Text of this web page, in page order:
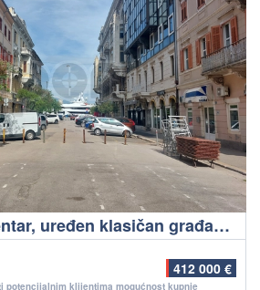
Rijeka, strogi centar, uređen klasičan građanski stan na traženoj lokaciji!
412 000 €
potencijalnim klijentima mogućnost kupnje